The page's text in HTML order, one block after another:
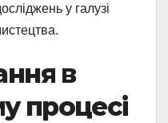
у галузі
в
процесі